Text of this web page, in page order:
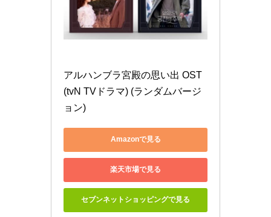
アルハンブラ宮殿の思い出 OST
(tvN TVドラマ) (ランダムバージ
ョン)
Amazonで見る
楽天市場で見る
セブンネットショッピングで見る